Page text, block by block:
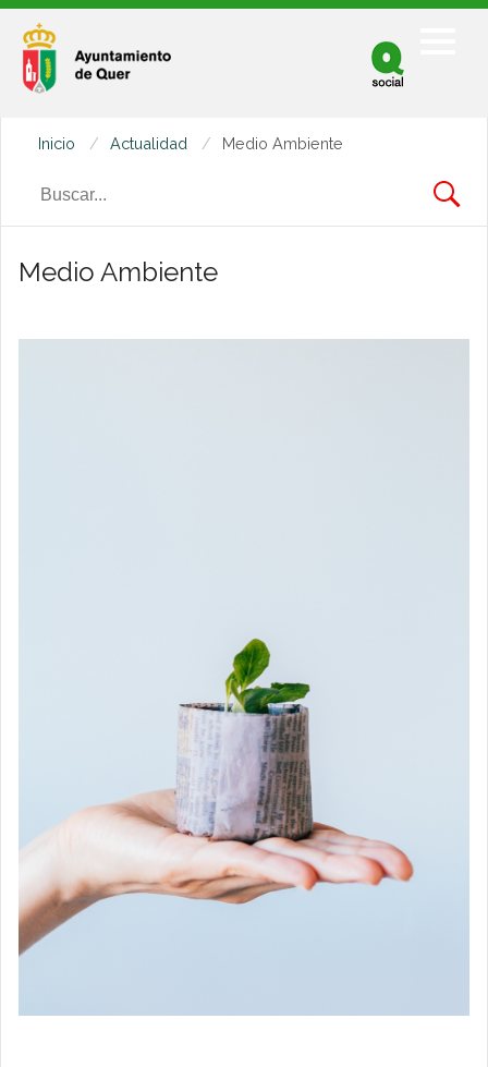
Inicio Actualidad Medio Ambiente
Medio Ambiente